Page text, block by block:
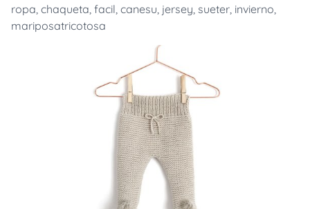
ropa, chaqueta, facil, canesu, jersey, sueter, invierno,
mariposatricotosa